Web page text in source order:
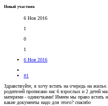
Новый участник
6 Ноя 2016
1
0
1
6 Ноя 2016
#1
Здравствуйте, я хочу встать на очередь на
родителей прописано нас 6 взрослых и 2 детей
матерями - одиночками! Имеем мы право встать
какие документы надо для этого? спасибо